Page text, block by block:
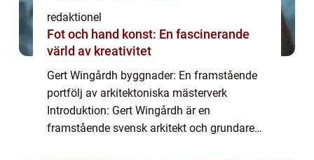
redaktionel
Fot och hand konst: En fascinerande
värld av kreativitet
Gert Wingårdh byggnader: En framstående
portfölj av arkitektoniska mästerverk
Introduktion: Gert Wingårdh är en
framstående svensk arkitekt och grundare